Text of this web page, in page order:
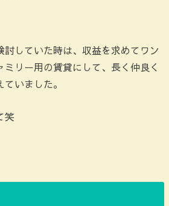
していた時は、収益を求めてワン
リー用の賃貸にして、長く仲良く
いました。
笑